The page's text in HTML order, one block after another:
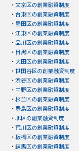
・ 文京区の創業融資制度
・ 台東区の創業融資制度
・ 墨田区の創業融資制度
・ 江東区の創業融資制度
・ 品川区の創業融資制度
・ 目黒区の創業融資制度
・ 大田区の創業融資制度
・ 世田谷区の創業融資制度
・ 渋谷区の創業融資制度
・ 中野区の創業融資制度
・ 杉並区の創業融資制度
・ 豊島区の創業融資制度
・ 北区の創業融資制度
・ 荒川区の創業融資制度
・ 板橋区の創業融資制度
・ 練馬区の創業融資制度